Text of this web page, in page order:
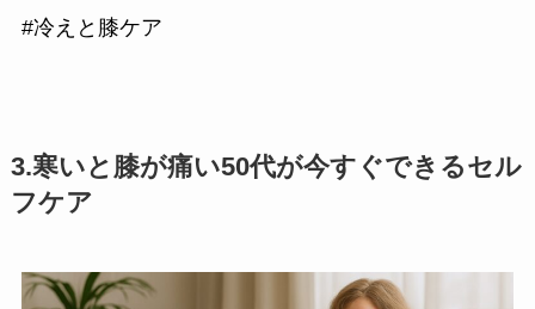
#冷えと膝ケア
3.寒いと膝が痛い50代が今すぐできるセル
フケア